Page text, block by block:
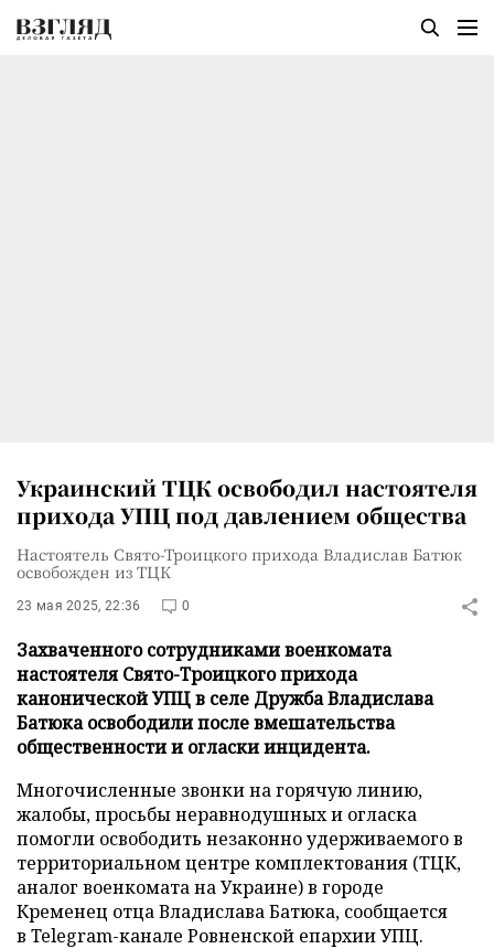
Украинский ТЦК освободил настоятеля
прихода УПЦ под давлением общества
Настоятель Свято-Троицкого прихода Владислав Батюк
освобожден из ТЦК
23 мая 2025, 22:36 0
Захваченного сотрудниками военкомата
настоятеля Свято-Троицкого прихода
канонической УПЦ в селе Дружба Владислава
Батюка освободили после вмешательства
общественности и огласки инцидента.
Многочисленные звонки на горячую линию,
жалобы, просьбы неравнодушных и огласка
помогли освободить незаконно удерживаемого в
территориальном центре комплектования (ТЦК,
аналог военкомата на Украине) в городе
Кременец отца Владислава Батюка, сообщается
в Telegram-канале Ровненской епархии УПЦ.